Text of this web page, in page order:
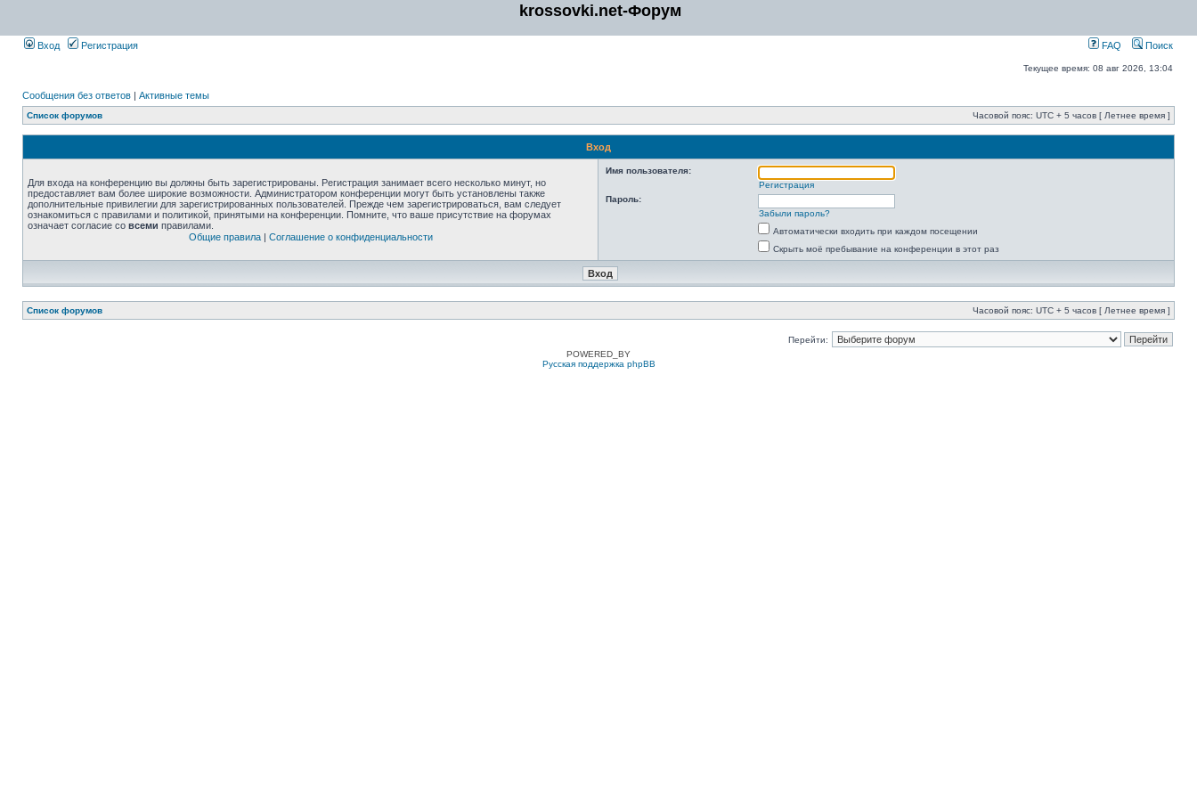
krossovki.net-Форум
Вход Регистрация FAQ Поиск
Текущее время: 08 авг 2026, 13:04
Сообщения без ответов | Активные темы
Список форумов Часовой пояс: UTC + 5 часов [ Летнее время ]
Вход
Для входа на конференцию вы должны быть зарегистрированы. Регистрация занимает всего несколько минут, но
предоставляет вам более широкие возможности. Администратором конференции могут быть установлены также
дополнительные привилегии для зарегистрированных пользователей. Прежде чем зарегистрироваться, вам следует
ознакомиться с правилами и политикой, принятыми на конференции. Помните, что ваше присутствие на форумах
означает согласие со всеми правилами.
Общие правила| Соглашение о конфиденциальности
Имя пользователя:
Регистрация
Пароль:
Забыли пароль?
Автоматически входить при каждом посещении
Скрыть моё пребывание на конференции в этот раз
Список форумов Часовой пояс: UTC + 5 часов [ Летнее время ]
Перейти:
POWERED_BY
Русская поддержка phpBB